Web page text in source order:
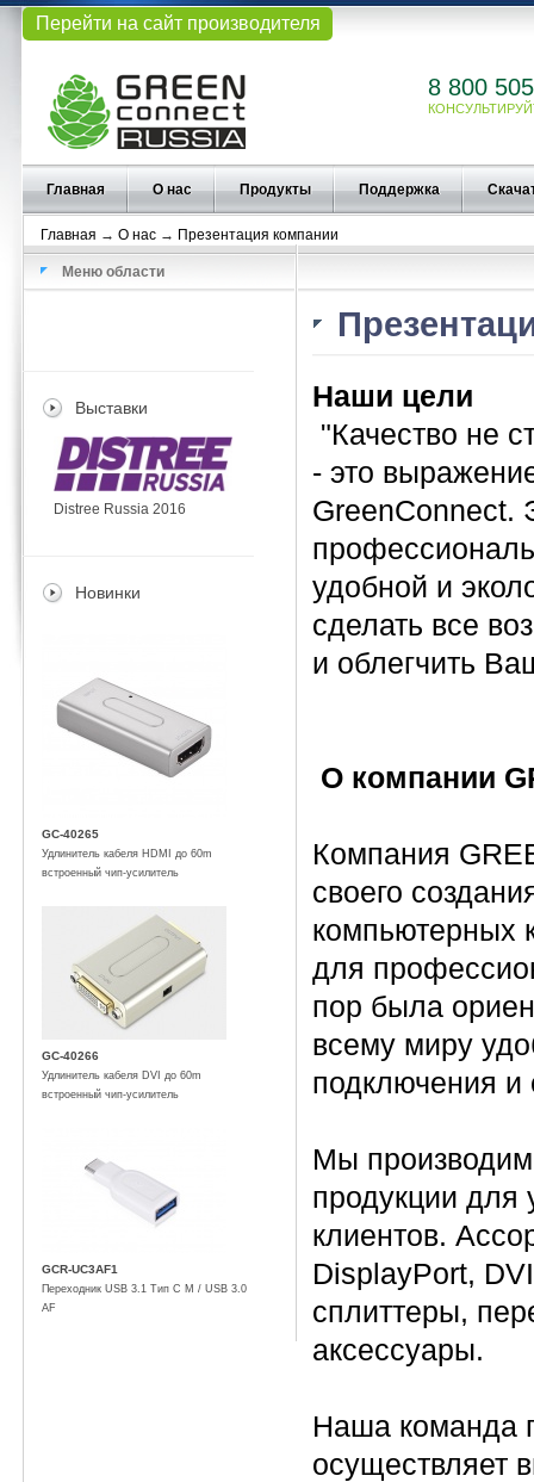
Перейти на сайт производителя
8 800
Главная О нас Продукты Поддержка
Главная → О нас → Презентация компании
Меню области
Выставки
Distree Russia 2016
Новинки
GC-40265
Удлинитель кабеля HDMI до 60m
встроенный чип-усилитель
GC-40266
Удлинитель кабеля DVI до 60m
встроенный чип-усилитель
GCR-UC3AF1
Переходник USB 3.1 Тип C M / USB 3.0
AF
Наши цели
"Качество не
- это
GreenConneсt.
удобной и
сделать все
и облегчить
О компании
Компания
своего
компьютерных
для
пор была
всему миру
подключения и
Мы
продукции для
клиентов.
DisplayPort,
сплиттеры,
аксессуары.
Наша команда
осуществляет